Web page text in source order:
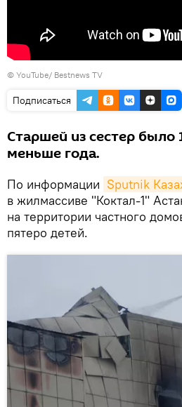
© YouTube/ Bestnews TV
Подписаться
Старшей из сестер было
меньше года.
По информации Sputnik
в жилмассиве "Коктал-1"
на территории частного
пятеро детей.